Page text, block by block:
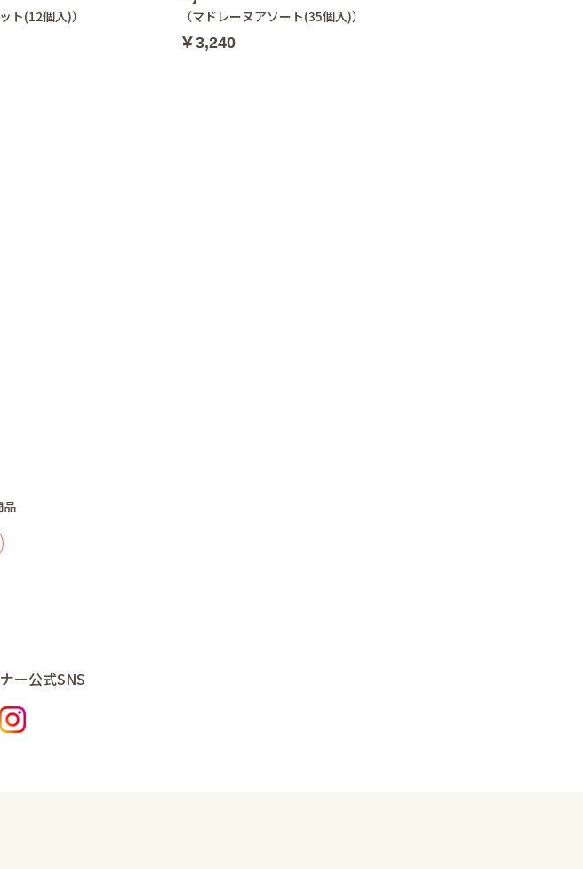
ト(12個入)）
（マドレーヌアソート(35個入)）
￥3,240
品
ー公式SNS